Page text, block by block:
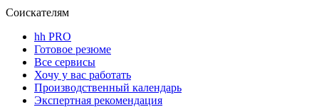
Соискателям
hh PRO
Готовое резюме
Все сервисы
Хочу у вас работать
Производственный календарь
Экспертная рекомендация